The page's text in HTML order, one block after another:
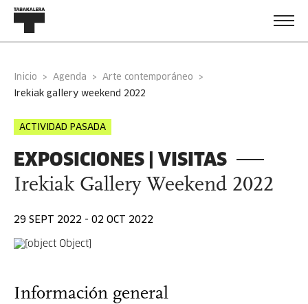
Inicio Agenda
Arte contemporáneo
irekiak gallery weekend 2022
ACTIVIDAD PASADA
EXPOSICIONES | VISITAS
Irekiak Gallery Weekend 2022
29 SEPT 2022 - 02 OCT 2022
Información general